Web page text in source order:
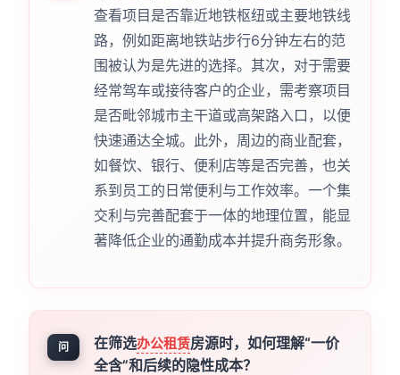
查看项目是否靠近地铁枢纽或主要地铁线
路，例如距离地铁站步行6分钟左右的范
围被认为是先进的选择。其次，对于需要
经常驾车或接待客户的企业，需考察项目
是否毗邻城市主干道或高架路入口，以便
快速通达全城。此外，周边的商业配套，
如餐饮、银行、便利店等是否完善，也关
系到员工的日常便利与工作效率。一个集
交利与完善配套于一体的地理位置，能显
著降低企业的通勤成本并提升商务形象。
问 在筛选办公租赁房源时，如何理解“一价
全含”和后续的隐性成本？